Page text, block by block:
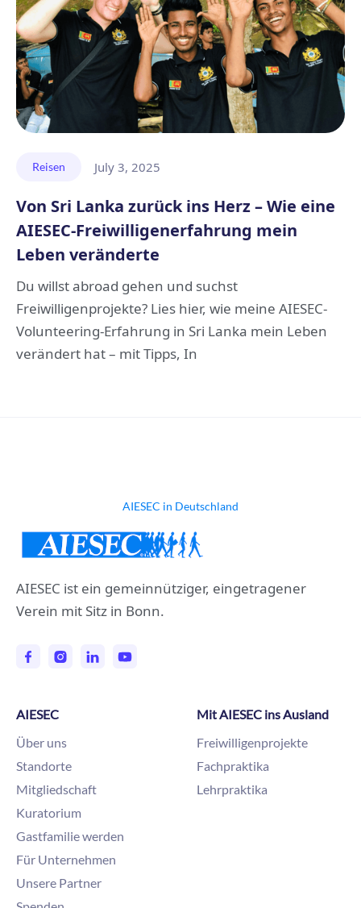
Reisen July 3, 2025
Von Sri Lanka zurück ins Herz – Wie eine
AIESEC-Freiwilligenerfahrung mein
Leben veränderte
Du willst abroad gehen und suchst
Freiwilligenprojekte? Lies hier, wie meine AIESEC-
Volunteering-Erfahrung in Sri Lanka mein Leben
verändert hat – mit Tipps, In
AIESEC in Deutschland
AIESEC ist ein gemeinnütziger, eingetragener
Verein mit Sitz in Bonn.
AIESEC
Über uns
Standorte
Mitgliedschaft
Kuratorium
Gastfamilie werden
Für Unternehmen
Unsere Partner
Mit AIESEC ins Ausland
Freiwilligenprojekte
Fachpraktika
Lehrpraktika